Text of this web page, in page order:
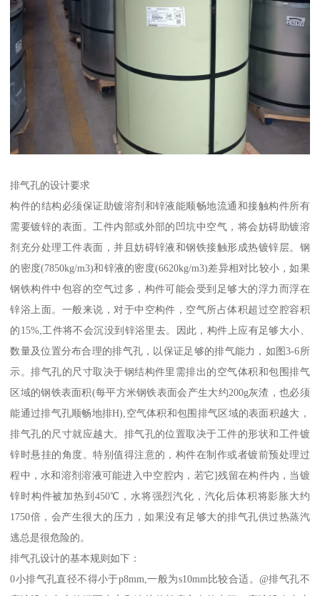
排气孔的设计要求
构件的结构必须保证助镀溶剂和锌液能顺畅地流通和接触构件所有
需要镀锌的表面。工件内部或外部的凹坑中空气，将会妨碍助镀溶
剂充分处理工件表面，并且妨碍锌液和钢铁接触形成热镀锌层。钢
的密度(7850kg/m3)和锌液的密度(6620kg/m3)差异相对比较小，如果
钢铁构件中包容的空气过多，构件可能会受到足够大的浮力而浮在
锌浴上面。一般来说，对于中空构件，空气所占体积超过空腔容积
的15%,工件将不会沉没到锌浴里去。因此，构件上应有足够大小、
数量及位置分布合理的排气孔，以保证足够的排气能力，如图3-6所
示。排气孔的尺寸取决于钢结构件里需排出的空气体积和包围排气
区域的钢铁表面积(每平方米钢铁表面会产生大约200g灰渣，也必须
能通过排气孔顺畅地排H),空气体积和包围排气区域的表面积越大，
排气孔的尺寸就应越大。排气孔的位置取决于工件的形状和工件镀
锌时悬挂的角度。特别值得注意的，构件在制作或者镀前预处理过
程中，水和溶剂溶液可能进入中空腔内，若它]残留在构件内，当镀
锌时构件被加热到450℃，水将强烈汽化，汽化后体积将影胀大约
1750倍，会产生很大的压力，如果没有足够大的排气孔供过热蒸汽
逃总是很危险的。
排气孔设计的基本规则如下：
0小排气孔直径不得小于p8mm,一般为s10mm比较合适。@排气孔不